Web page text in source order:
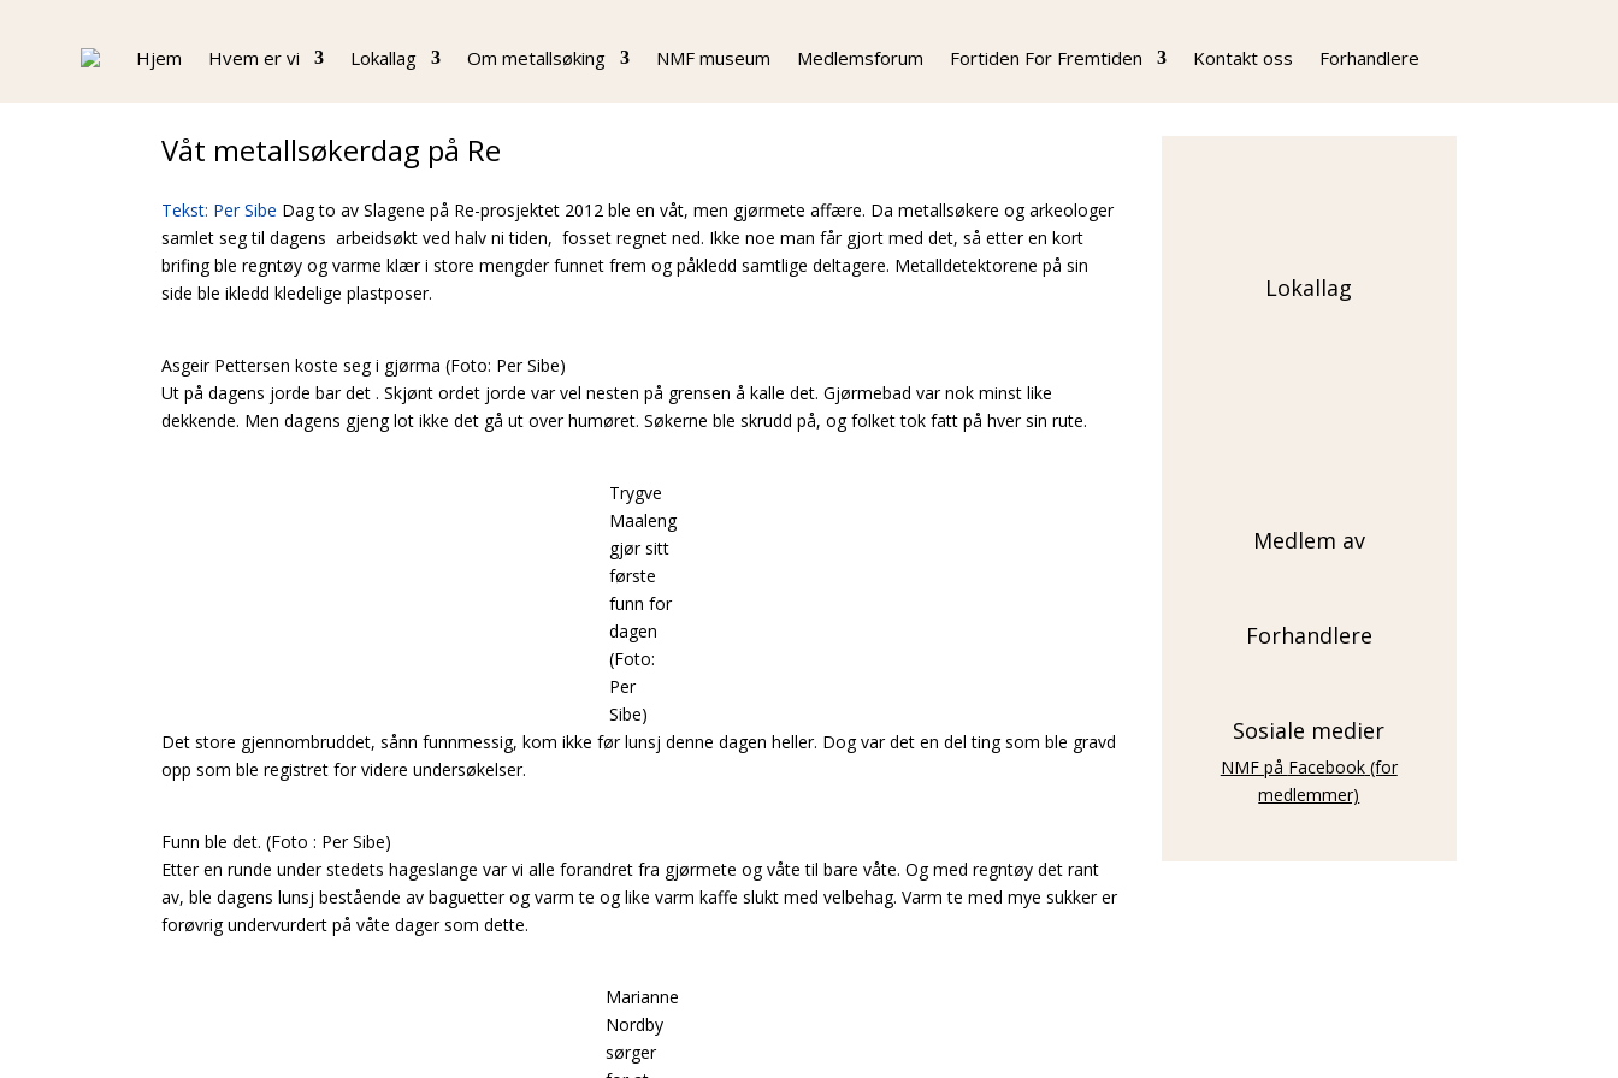
Hjem Hvem er vi Lokallag Om metallsøking NMF museum Medlemsforum Fortiden For Fremtiden Kontakt oss Forhandlere
Våt metallsøkerdag på Re
Tekst: Per Sibe Dag to av Slagene på Re-prosjektet 2012 ble en våt, men gjørmete affære. Da metallsøkere og arkeologer
samlet seg til dagens arbeidsøkt ved halv ni tiden, fosset regnet ned. Ikke noe man får gjort med det, så etter en kort
brifing ble regntøy og varme klær i store mengder funnet frem og påkledd samtlige deltagere. Metalldetektorene på sin
side ble ikledd kledelige plastposer.
Asgeir Pettersen koste seg i gjørma (Foto: Per Sibe)
Ut på dagens jorde bar det . Skjønt ordet jorde var vel nesten på grensen å kalle det. Gjørmebad var nok minst like
dekkende. Men dagens gjeng lot ikke det gå ut over humøret. Søkerne ble skrudd på, og folket tok fatt på hver sin rute.
Trygve
Maaleng
gjør sitt
første
funn for
dagen
(Foto:
Per
Sibe)
Det store gjennombruddet, sånn funnmessig, kom ikke før lunsj denne dagen heller. Dog var det en del ting som ble gravd
opp som ble registret for videre undersøkelser.
Funn ble det. (Foto : Per Sibe)
Etter en runde under stedets hageslange var vi alle forandret fra gjørmete og våte til bare våte. Og med regntøy det rant
av, ble dagens lunsj bestående av baguetter og varm te og like varm kaffe slukt med velbehag. Varm te med mye sukker er
forøvrig undervurdert på våte dager som dette.
Marianne
Nordby
sørger
Lokallag
Medlem av
Forhandlere
Sosiale medier
NMF på Facebook(for
medlemmer)